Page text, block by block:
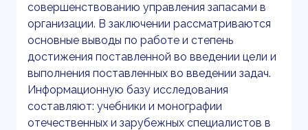
совершенствованию управления запасами в
организации. В заключении рассматриваются
основные выводы по работе и степень
достижения поставленной во введении цели и
выполнения поставленных во введении задач.
Информационную базу исследования
составляют: учебники и монографии
отечественных и зарубежных специалистов в